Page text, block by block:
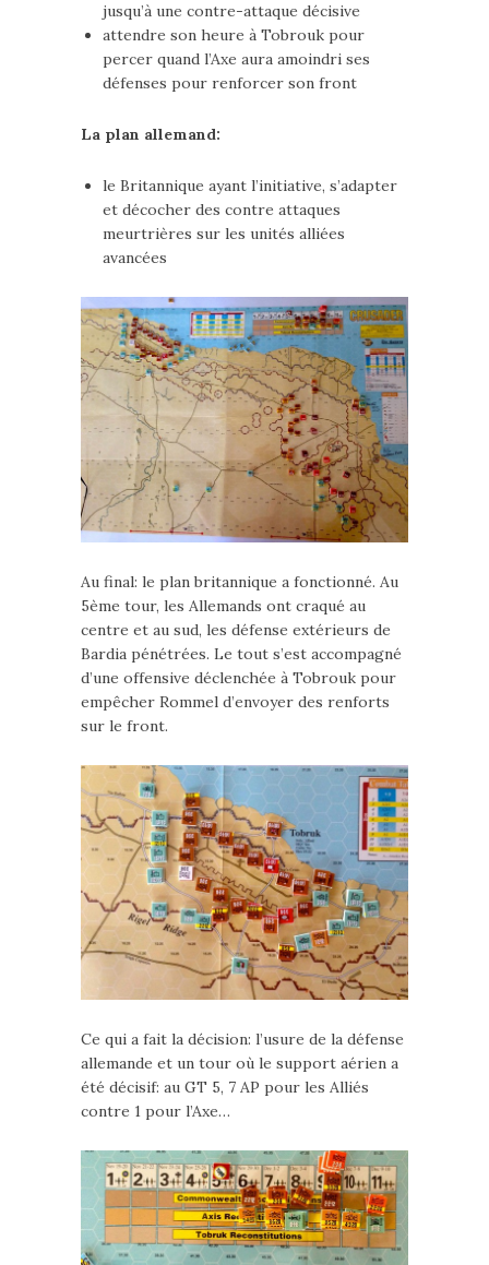
jusqu’à une contre-attaque décisive
attendre son heure à Tobrouk pour
percer quand l’Axe aura amoindri ses
défenses pour renforcer son front
La plan allemand:
le Britannique ayant l’initiative, s’adapter
et décocher des contre attaques
meurtrières sur les unités alliées
avancées
Au final: le plan britannique a fonctionné. Au
5ème tour, les Allemands ont craqué au
centre et au sud, les défense extérieurs de
Bardia pénétrées. Le tout s’est accompagné
d’une offensive déclenchée à Tobrouk pour
empêcher Rommel d’envoyer des renforts
sur le front.
Ce qui a fait la décision: l’usure de la défense
allemande et un tour où le support aérien a
été décisif: au GT 5, 7 AP pour les Alliés
contre 1 pour l’Axe…